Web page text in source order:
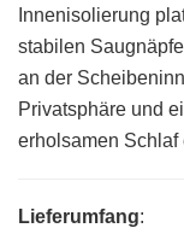
Innenisolierung
stabilen
an der
Privatsphäre und
erholsamen Schlaf
Lieferumfang: